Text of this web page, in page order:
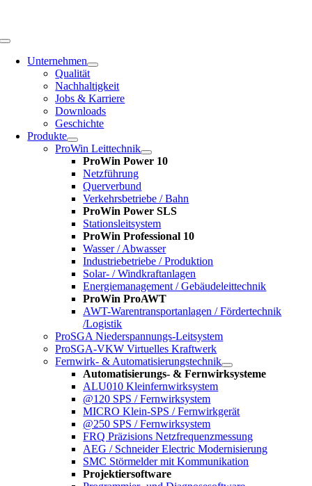
Toggle
NavigationUnternehmen
Qualität
Nachhaltigkeit
Jobs & Karriere
Downloads
Geschichte
Produkte
ProWin Leittechnik
ProWin Power 10
Netzführung
Querverbund
Verkehrsbetriebe / Bahn
ProWin Power SLS
Stationsleitsystem
ProWin Professional 10
Wasser / Abwasser
Industriebetriebe / Produktion
Solar- / Windkraftanlagen
Energiemanagement / Gebäudeleittechnik
ProWin ProAWT
AWT-Warentransportanlagen / Fördertechnik
/Logistik
ProSGA Niederspannungs-Leitsystem
ProSGA-VKW Virtuelles Kraftwerk
Fernwirk- & Automatisierungstechnik
Automatisierungs- & Fernwirksysteme
ALU010 Kleinfernwirksystem
@120 SPS / Fernwirksystem
MICRO Klein-SPS / Fernwirkgerät
@250 SPS / Fernwirksystem
FRQ Präzisions Netzfrequenzmessung
AEG / Schneider Electric Modernisierung
SMC Störmelder mit Kommunikation
Projektiersoftware